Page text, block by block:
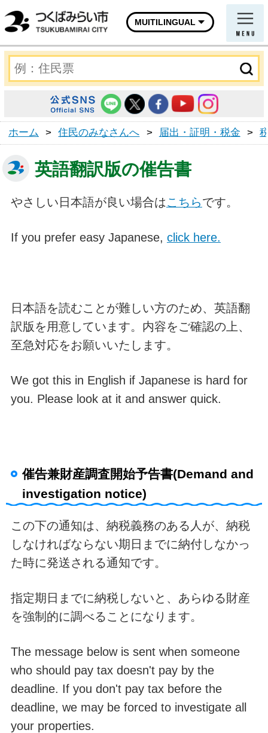
MUITILINGUAL
ホーム > 住民のみなさんへ > 届出・証明・税金 >
英語翻訳版の催告書
やさしい日本語が良い場合はこちらです。
If you prefer easy Japanese, click here.
日本語を読むことが難しい方のため、英語翻
訳版を用意しています。内容をご確認の上、
至急対応をお願いいたします。
We got this in English if Japanese is hard for
you. Please look at it and answer quick.
催告兼財産調査開始予告書(Demand and
investigation notice)
この下の通知は、納税義務のある人が、納税
しなければならない期日までに納付しなかっ
た時に発送される通知です。
指定期日までに納税しないと、あらゆる財産
を強制的に調べることになります。
The message below is sent when someone
who should pay tax doesn't pay by the
deadline. If you don't pay tax before the
deadline, we may be forced to investigate all
your properties.